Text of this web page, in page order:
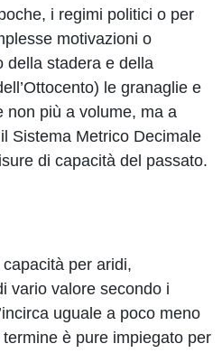
i regimi politici o per
motivazioni o
della stadera e della
le granaglie e
non più a volume, ma a
Sistema Metrico Decimale
di capacità del passato.
per aridi,
vario valore secondo i
uguale a poco meno
è pure impiegato per